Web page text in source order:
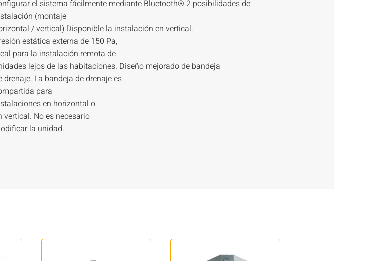
el sistema fácilmente mediante Bluetooth® 2 posibilidades de
(montaje
/ vertical) Disponible la instalación en vertical.
estática externa de 150 Pa,
para la instalación remota de
lejos de las habitaciones. Diseño mejorado de bandeja
drenaje. La bandeja de drenaje es
para
en horizontal o
vertical. No es necesario
la unidad.